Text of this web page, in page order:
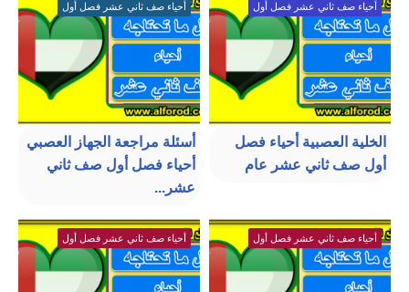
أحياء صف ثاني عشر فصل أول
الخلية العصبية أحياء فصل
أول صف ثاني عشر عام
أحياء صف ثاني عشر فصل أول
أسئلة مراجعة الجهاز العصبي
أحياء فصل أول صف ثاني
عشر...
أحياء صف ثاني عشر فصل أول أحياء صف ثاني عشر فصل أول